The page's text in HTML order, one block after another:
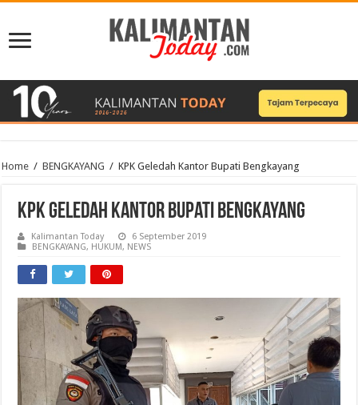
Home / BENGKAYANG / KPK Geledah Kantor Bupati Bengkayang
KPK Geledah Kantor Bupati Bengkayang
Kalimantan Today
6 September 2019
BENGKAYANG, HUKUM, NEWS